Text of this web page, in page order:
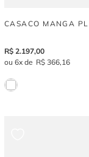
CASACO MANGA
R$ 2.197,00
6
R$ 366,16